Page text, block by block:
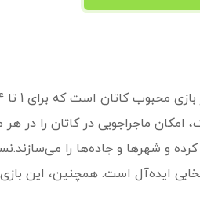
تاس رنگی و نقشه‌های کوچک، امکان ماجراجویی
و شهرها و جاده‌ها را
ایده‌آل است. همچنین، این